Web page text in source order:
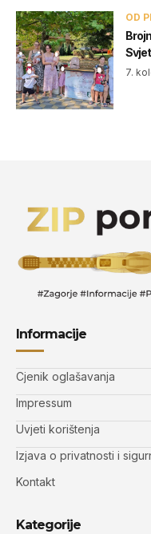
OD
7.
Informacije
Cjenik oglašavanja
Impressum
Uvjeti korištenja
Izjava o privatnosti i
Kontakt
Kategorije